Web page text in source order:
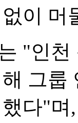
이 머
"인
그룹
다"